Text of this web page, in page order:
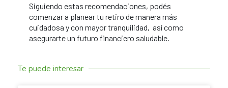
Siguiendo estas recomendaciones, podés
comenzar a planear tu retiro de manera más
cuidadosa y con mayor tranquilidad, así como
asegurarte un futuro financiero saludable.
Te puede interesar